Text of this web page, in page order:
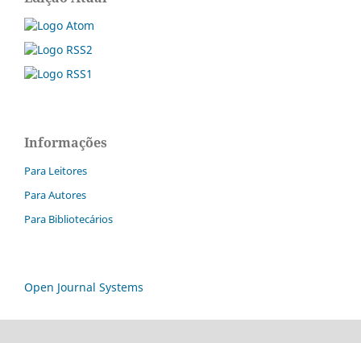
Informações
Para Leitores
Para Autores
Para Bibliotecários
Open Journal Systems